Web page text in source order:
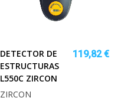
DETECTOR DE
ESTRUCTURAS
L550C ZIRCON
119,82 €
ZIRCON